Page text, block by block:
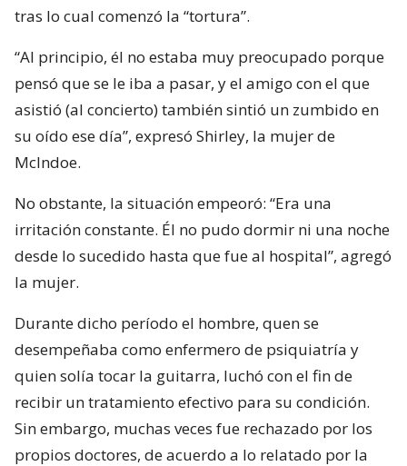
tras lo cual comenzó la “tortura”.
“Al principio, él no estaba muy preocupado porque
pensó que se le iba a pasar, y el amigo con el que
asistió (al concierto) también sintió un zumbido en
su oído ese día”, expresó Shirley, la mujer de
McIndoe.
No obstante, la situación empeoró: “Era una
irritación constante. Él no pudo dormir ni una noche
desde lo sucedido hasta que fue al hospital”, agregó
la mujer.
Durante dicho período el hombre, quen se
desempeñaba como enfermero de psiquiatría y
quien solía tocar la guitarra, luchó con el fin de
recibir un tratamiento efectivo para su condición.
Sin embargo, muchas veces fue rechazado por los
propios doctores, de acuerdo a lo relatado por la